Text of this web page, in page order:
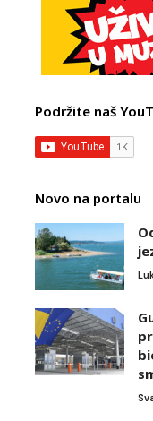
Podržite naš
Novo na portalu